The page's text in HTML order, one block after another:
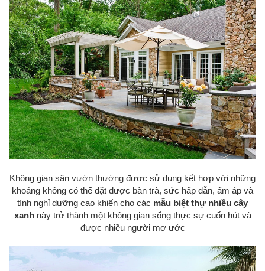
Không gian sân vườn thường được sử dụng kết hợp với những
khoảng không có thể đặt được bàn trà, sức hấp dẫn, ấm áp và
tính nghỉ dưỡng cao khiến cho các mẫu biệt thự nhiều cây
xanhnày trở thành một không gian sống thực sự cuốn hút và
được nhiều người mơ ước